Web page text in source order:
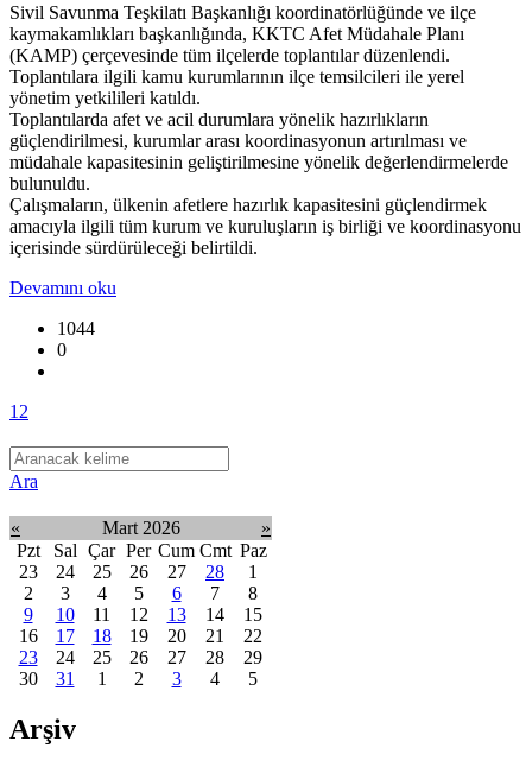
Sivil Savunma Teşkilatı Başkanlığı koordinatörlüğünde ve ilçe
kaymakamlıkları başkanlığında, KKTC Afet Müdahale Planı
(KAMP) çerçevesinde tüm ilçelerde toplantılar düzenlendi.
Toplantılara ilgili kamu kurumlarının ilçe temsilcileri ile yerel
yönetim yetkilileri katıldı.
Toplantılarda afet ve acil durumlara yönelik hazırlıkların
güçlendirilmesi, kurumlar arası koordinasyonun artırılması ve
müdahale kapasitesinin geliştirilmesine yönelik değerlendirmelerde
bulunuldu.
Çalışmaların, ülkenin afetlere hazırlık kapasitesini güçlendirmek
amacıyla ilgili tüm kurum ve kuruluşların iş birliği ve koordinasyonu
içerisinde sürdürüleceği belirtildi.
Devamını oku
1044
0
1 2
Ara
« Mart 2026
»
Pzt
Sal Çar Per Cum Cmt Paz
23
24 25 26 27 28
1
2
3 4 5 6 7
8
9
10 11 12 13 14
15
16
17 18 19 20 21
22
23
24 25 26 27 28
29
30
31 1 2 3 4 5
Arşiv